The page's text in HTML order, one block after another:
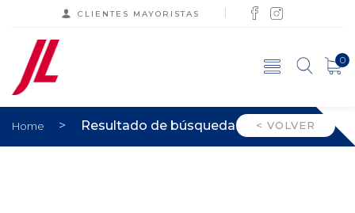
CLIENTES MAYORISTAS
0
Home > Resultado de búsqueda < VOLVER